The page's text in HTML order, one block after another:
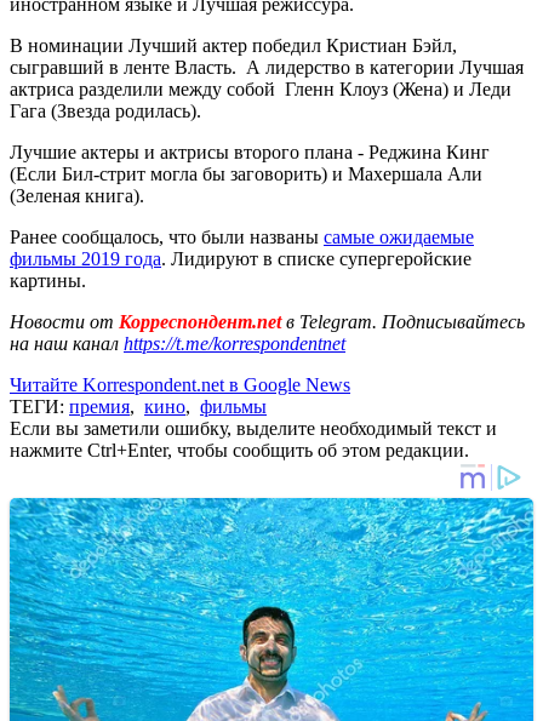
В номинации Лучший актер победил Кристиан Бэйл,
сыгравший в ленте Власть. А лидерство в категории Лучшая
актриса разделили между собой Гленн Клоуз (Жена) и Леди
Гага (Звезда родилась).
Лучшие актеры и актрисы второго плана - Реджина Кинг
(Если Бил-стрит могла бы заговорить) и Махершала Али
(Зеленая книга).
Ранее сообщалось, что были названы самые ожидаемые
фильмы 2019 года. Лидируют в списке супергеройские
картины.
Новости от Корреспондент.netв Telegram. Подписывайтесь
на наш канал https://t.me/korrespondentnet
Читайте Korrespondent.net в Google News
ТЕГИ: премия, кино, фильмы
Если вы заметили ошибку, выделите необходимый текст и
нажмите Ctrl+Enter, чтобы сообщить об этом редакции.